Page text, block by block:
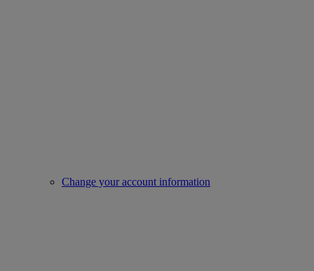
Change your account information